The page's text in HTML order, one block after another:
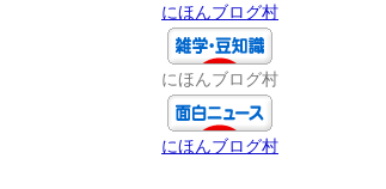
にほんブログ村
にほんブログ村
にほんブログ村